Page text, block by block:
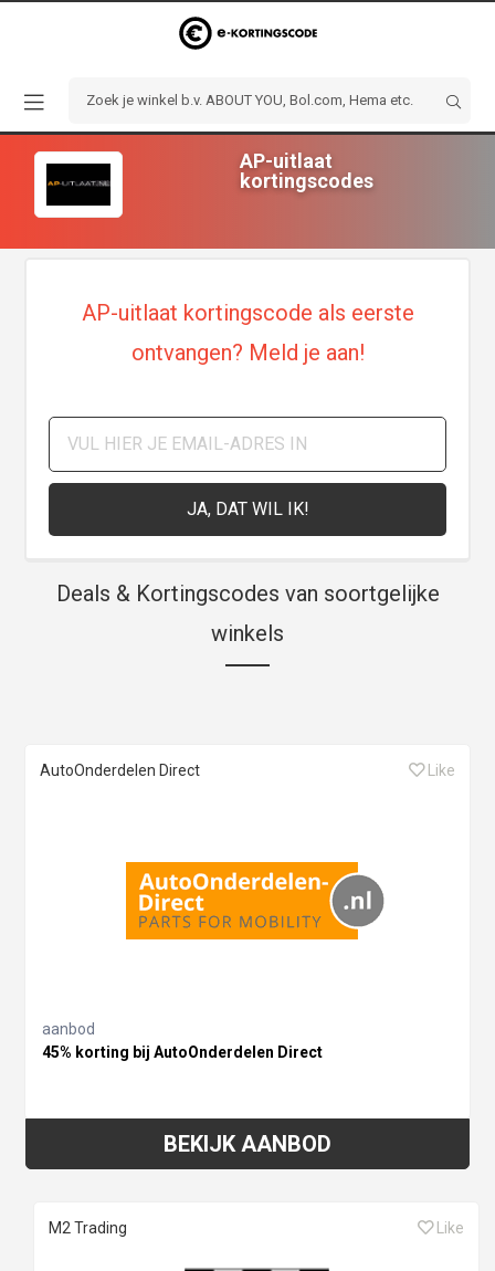
AP-uitlaat
kortingscodes
AP-uitlaat kortingscode als eerste
ontvangen? Meld je aan!
Deals & Kortingscodes van soortgelijke
winkels
AutoOnderdelen Direct Like
aanbod
45% korting bij AutoOnderdelen Direct
BEKIJK AANBOD
M2 Trading Like